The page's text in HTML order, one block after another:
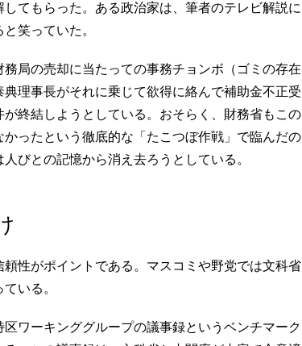
てもらった。ある政治家は、筆者のテレビ解説に
笑っていた。
局の売却に当たっての事務チョンボ（ゴミの存在
理事長がそれに乗じて欲得に絡んで補助金不正受
終結しようとしている。おそらく、財務省もこの
ったという徹底的な「たこつぼ作戦」で臨んだの
びとの記憶から消え去ろうとしている。
性がポイントである。マスコミや野党では文科省
いる。
ワーキンググループの議事録というベンチマーク